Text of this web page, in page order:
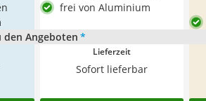
frei von Aluminium
den Angeboten *
Lieferzeit
Sofort lieferbar